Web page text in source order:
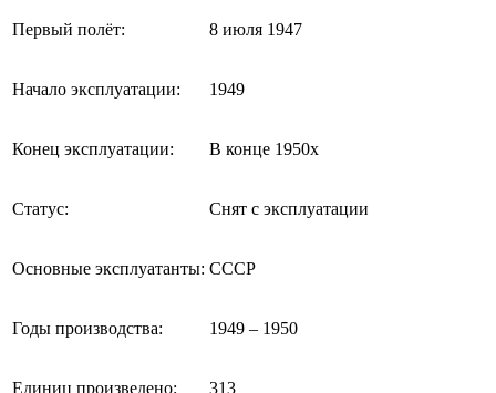
Первый полёт: 8 июля 1947
Начало эксплуатации: 1949
Конец эксплуатации: В конце 1950х
Статус: Снят с эксплуатации
Основные эксплуатанты: СССР
Годы производства: 1949 – 1950
Единиц произведено: 313